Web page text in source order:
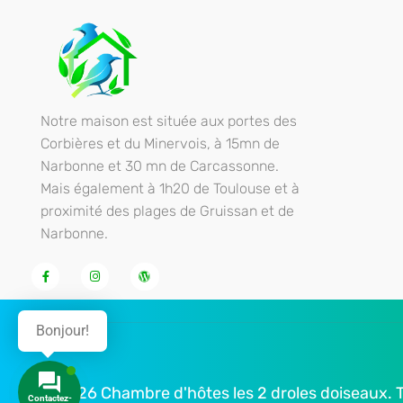
Chambre d'hôtes les 2 droles doiseaux
Notre maison est située aux portes des
Corbières et du Minervois, à 15mn de
Narbonne et 30 mn de Carcassonne.
Mais également à 1h20 de Toulouse et à
proximité des plages de Gruissan et de
Narbonne.
© 2026 Chambre d'hôtes les 2 droles doiseaux.
Contactez-
Bonjour!